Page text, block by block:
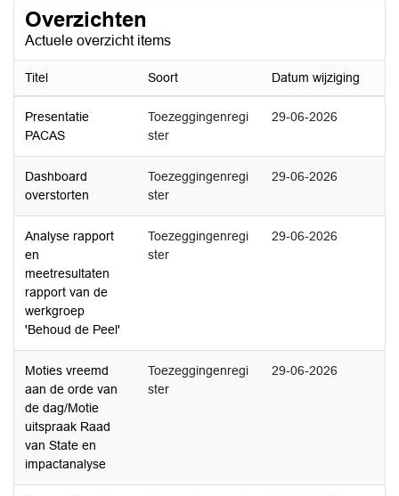
Overzichten
Actuele overzicht items
Titel Soort Datum wijziging
Presentatie
PACAS
Toezeggingenregi
ster
29-06-2026
Dashboard
overstorten
Toezeggingenregi
ster
29-06-2026
Analyse rapport
en
meetresultaten
rapport van de
werkgroep
'Behoud de Peel'
Toezeggingenregi
ster
29-06-2026
Moties vreemd
aan de orde van
de dag/Motie
uitspraak Raad
van State en
impactanalyse
Toezeggingenregi
ster
29-06-2026